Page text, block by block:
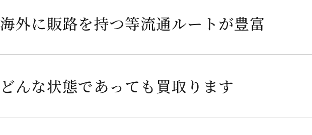
海外に販路を持つ等流通ルートが豊富
どんな状態であっても買取ります